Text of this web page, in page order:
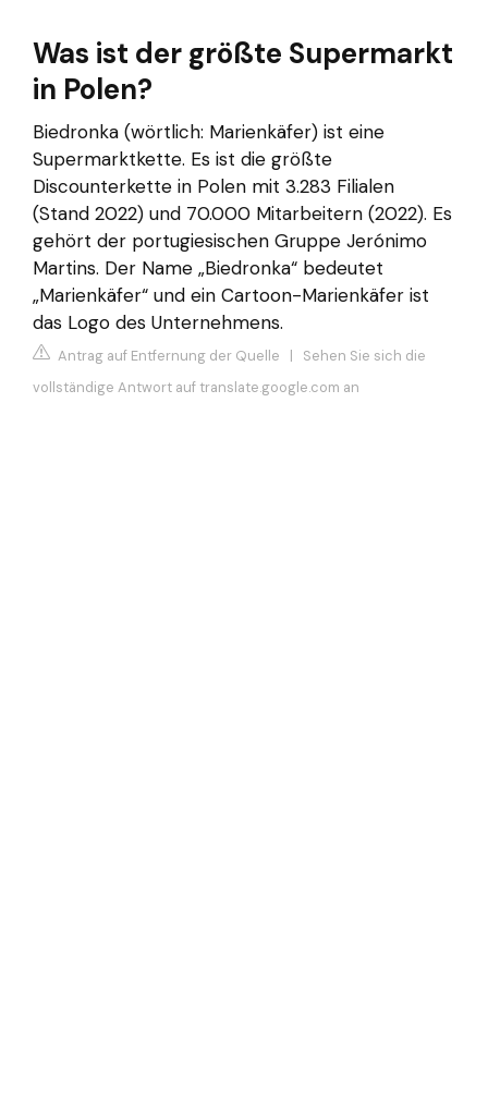
Was ist der größte Supermarkt
in Polen?
Biedronka (wörtlich: Marienkäfer) ist eine
Supermarktkette. Es ist die größte
Discounterkette in Polen mit 3.283 Filialen
(Stand 2022) und 70.000 Mitarbeitern (2022). Es
gehört der portugiesischen Gruppe Jerónimo
Martins. Der Name „Biedronka“ bedeutet
„Marienkäfer“ und ein Cartoon-Marienkäfer ist
das Logo des Unternehmens.
Antrag auf Entfernung der Quelle | Sehen Sie sich die
vollständige Antwort auf translate.google.com an